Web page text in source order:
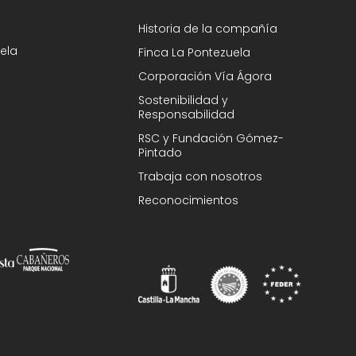
Historia de la compañía
Finca La Pontezuela
Corporación Vía Ágora
Sostenibilidad y
Responsabilidad
RSC y Fundación Gómez-
Pintado
Trabaja con nosotros
Reconocimientos